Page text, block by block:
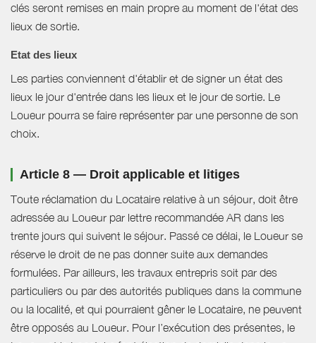
clés seront remises en main propre au moment de l'état des
lieux de sortie.
Etat des lieux
Les parties conviennent d'établir et de signer un état des
lieux le jour d'entrée dans les lieux et le jour de sortie. Le
Loueur pourra se faire représenter par une personne de son
choix.
Article 8 — Droit applicable et litiges
Toute réclamation du Locataire relative à un séjour, doit être
adressée au Loueur par lettre recommandée AR dans les
trente jours qui suivent le séjour. Passé ce délai, le Loueur se
réserve le droit de ne pas donner suite aux demandes
formulées. Par ailleurs, les travaux entrepris soit par des
particuliers ou par des autorités publiques dans la commune
ou la localité, et qui pourraient gêner le Locataire, ne peuvent
être opposés au Loueur. Pour l’exécution des présentes, le